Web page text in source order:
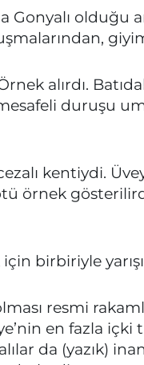
Gonyalı olduğu
alırdı.
duruşu
kentiydi.
örnek
birbiriyle
resmi
en fazla
da (yazık)